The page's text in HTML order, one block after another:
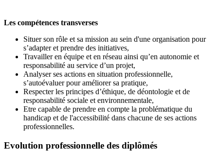
Les compétences transverses
Situer son rôle et sa mission au sein d'une organisation pour
s’adapter et prendre des initiatives,
Travailler en équipe et en réseau ainsi qu’en autonomie et
responsabilité au service d’un projet,
Analyser ses actions en situation professionnelle,
s’autoévaluer pour améliorer sa pratique,
Respecter les principes d’éthique, de déontologie et de
responsabilité sociale et environnementale,
Etre capable de prendre en compte la problématique du
handicap et de l'accessibilité dans chacune de ses actions
professionnelles.
Evolution professionnelle des diplômés